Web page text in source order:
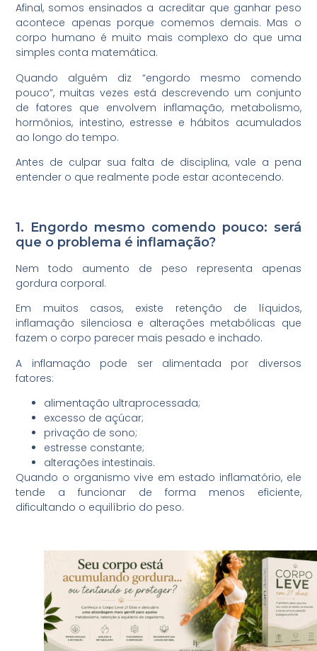
Afinal, somos ensinados a acreditar que ganhar peso
acontece apenas porque comemos demais. Mas o
corpo humano é muito mais complexo do que uma
simples conta matemática.
Quando alguém diz “engordo mesmo comendo
pouco”, muitas vezes está descrevendo um conjunto
de fatores que envolvem inflamação, metabolismo,
hormônios, intestino, estresse e hábitos acumulados
ao longo do tempo.
Antes de culpar sua falta de disciplina, vale a pena
entender o que realmente pode estar acontecendo.
1. Engordo mesmo comendo pouco: será
que o problema é inflamação?
Nem todo aumento de peso representa apenas
gordura corporal.
Em muitos casos, existe retenção de líquidos,
inflamação silenciosa e alterações metabólicas que
fazem o corpo parecer mais pesado e inchado.
A inflamação pode ser alimentada por diversos
fatores:
alimentação ultraprocessada;
excesso de açúcar;
privação de sono;
estresse constante;
alterações intestinais.
Quando o organismo vive em estado inflamatório, ele
tende a funcionar de forma menos eficiente,
dificultando o equilíbrio do peso.